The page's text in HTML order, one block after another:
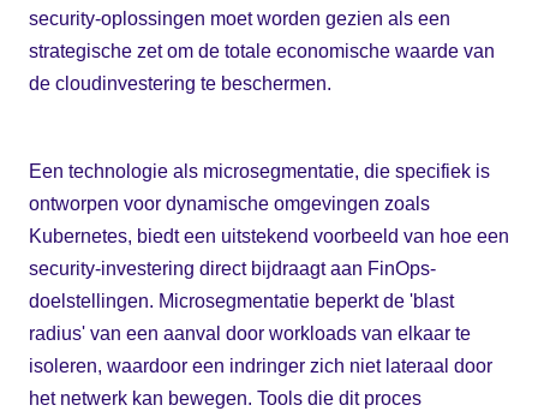
security-oplossingen moet worden gezien als een
strategische zet om de totale economische waarde van
de cloudinvestering te beschermen.
Een technologie als microsegmentatie, die specifiek is
ontworpen voor dynamische omgevingen zoals
Kubernetes, biedt een uitstekend voorbeeld van hoe een
security-investering direct bijdraagt aan FinOps-
doelstellingen. Microsegmentatie beperkt de 'blast
radius' van een aanval door workloads van elkaar te
isoleren, waardoor een indringer zich niet lateraal door
het netwerk kan bewegen. Tools die dit proces